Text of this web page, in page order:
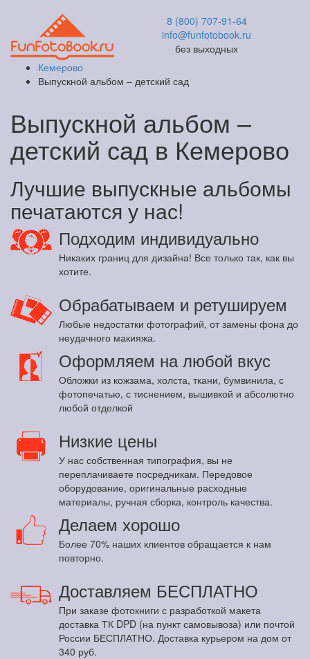
8 (800) 707-91-64
info@funfotobook.ru
без выходных
Кемерово
Выпускной альбом – детский сад
Выпускной альбом –
детский сад в Кемерово
Лучшие выпускные альбомы
печатаются у нас!
Подходим индивидуально
Никаких границ для дизайна! Все только так, как вы
хотите.
Обрабатываем и ретушируем
Любые недостатки фотографий, от замены фона до
неудачного макияжа.
Оформляем на любой вкус
Обложки из кожзама, холста, ткани, бумвинила, с
фотопечатью, с тиснением, вышивкой и абсолютно
любой отделкой
Низкие цены
У нас собственная типография, вы не
переплачиваете посредникам. Передовое
оборудование, оригинальные расходные
материалы, ручная сборка, контроль качества.
Делаем хорошо
Более 70% наших клиентов обращается к нам
повторно.
Доставляем БЕСПЛАТНО
При заказе фотокниги с разработкой макета
доставка ТК DPD (на пункт самовывоза) или почтой
России БЕСПЛАТНО. Доставка курьером на дом от
340 руб.